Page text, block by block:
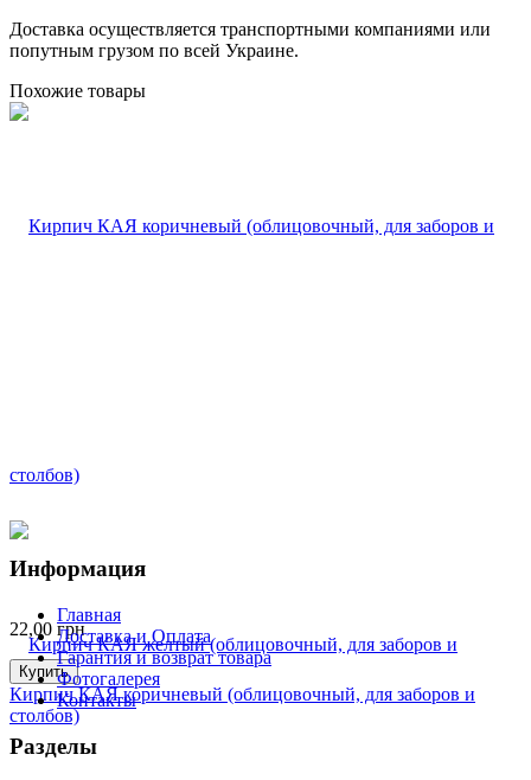
Доставка осуществляется транспортными компаниями или
попутным грузом по всей Украине.
Похожие товары
22,00 грн
Купить
Кирпич КАЯ коричневый (облицовочный, для заборов и
столбов)
Информация
Главная
Доставка и Оплата
Гарантия и возврат товара
Фотогалерея
Контакты
Разделы